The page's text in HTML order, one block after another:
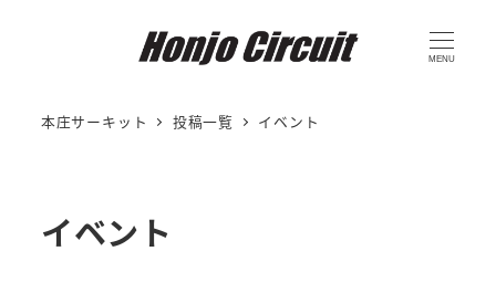
MENU
本庄サーキット 投稿一覧 イベント
イベント